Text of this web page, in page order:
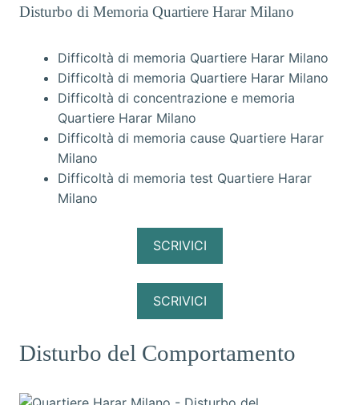
Disturbo di Memoria Quartiere Harar Milano
Difficoltà di memoria Quartiere Harar Milano
Difficoltà di memoria Quartiere Harar Milano
Difficoltà di concentrazione e memoria
Quartiere Harar Milano
Difficoltà di memoria cause Quartiere Harar
Milano
Difficoltà di memoria test Quartiere Harar
Milano
SCRIVICI
SCRIVICI
Disturbo del Comportamento